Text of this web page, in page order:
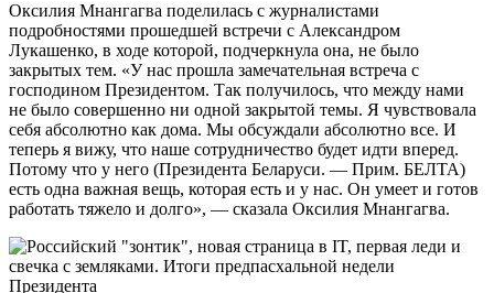
Оксилия Мнангагва поделилась с журналистами
подробностями прошедшей встречи с Александром
Лукашенко, в ходе которой, подчеркнула она, не было
закрытых тем. «У нас прошла замечательная встреча с
господином Президентом. Так получилось, что между нами
не было совершенно ни одной закрытой темы. Я чувствовала
себя абсолютно как дома. Мы обсуждали абсолютно все. И
теперь я вижу, что наше сотрудничество будет идти вперед.
Потому что у него (Президента Беларуси. — Прим. БЕЛТА)
есть одна важная вещь, которая есть и у нас. Он умеет и готов
работать тяжело и долго», — сказала Оксилия Мнангагва.